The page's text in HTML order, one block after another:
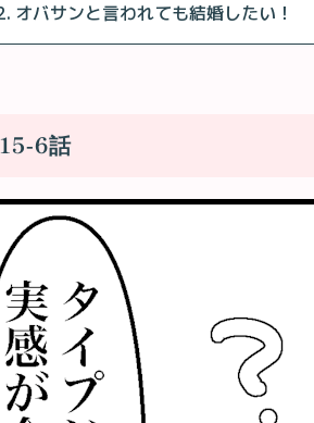
オバサンと言われても結婚したい！
15-6話